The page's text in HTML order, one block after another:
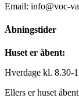
Email: info@voc-
Åbningstider
Huset er åbent:
Hverdage kl. 8.30-
Ellers er huset